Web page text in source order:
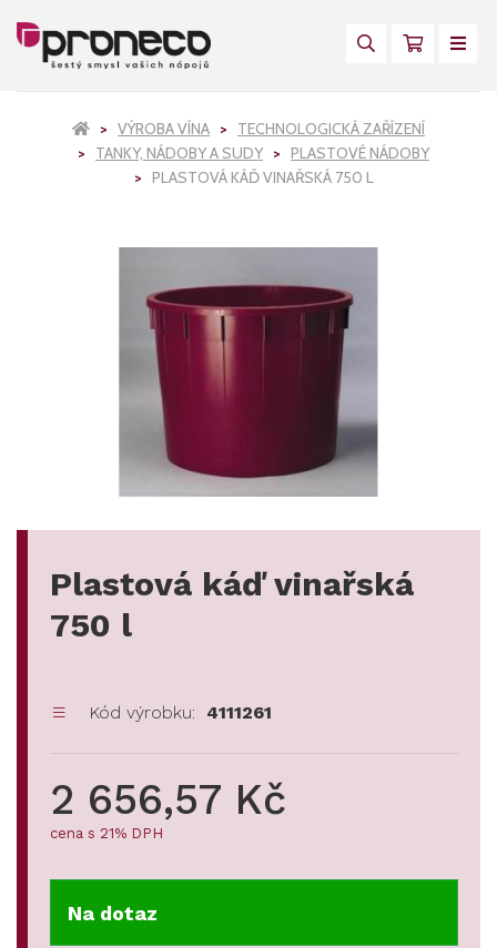
VÝROBA VÍNA
TECHNOLOGICKÁ ZAŘÍZENÍ
TANKY, NÁDOBY A SUDY
PLASTOVÉ NÁDOBY
PLASTOVÁ KÁĎ VINAŘSKÁ 750 L
Plastová káď vinařská
750 l
Kód výrobku: 4111261
2 656,57 Kč
cena s 21% DPH
Na dotaz